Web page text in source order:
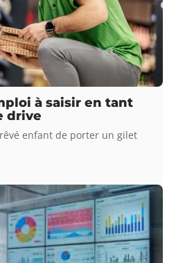
à saisir en tant
drive
enfant de porter un gilet